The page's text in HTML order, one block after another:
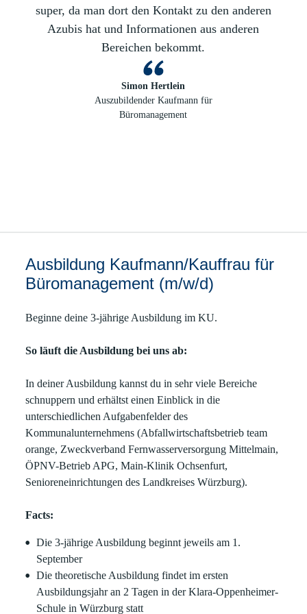
super, da man dort den Kontakt zu den anderen
Azubis hat und Informationen aus anderen
Bereichen bekommt.
Simon Hertlein
Auszubildender Kaufmann für
Büromanagement
Ausbildung Kaufmann/Kauffrau für
Büromanagement (m/w/d)
Beginne deine 3-jährige Ausbildung im KU.
So läuft die Ausbildung bei uns ab:
In deiner Ausbildung kannst du in sehr viele Bereiche
schnuppern und erhältst einen Einblick in die
unterschiedlichen Aufgabenfelder des
Kommunalunternehmens (Abfallwirtschaftsbetrieb team
orange, Zweckverband Fernwasserversorgung Mittelmain,
ÖPNV-Betrieb APG, Main-Klinik Ochsenfurt,
Senioreneinrichtungen des Landkreises Würzburg).
Facts:
Die 3-jährige Ausbildung beginnt jeweils am 1.
September
Die theoretische Ausbildung findet im ersten
Ausbildungsjahr an 2 Tagen in der Klara-Oppenheimer-
Schule in Würzburg statt